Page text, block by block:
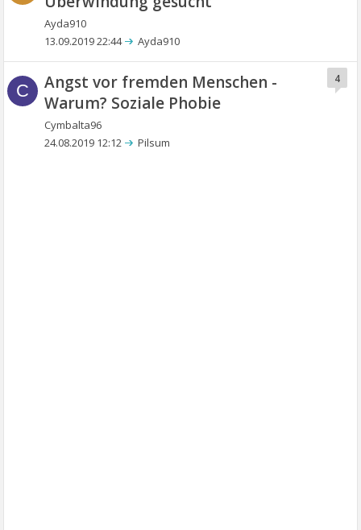
Ayda910
13.09.2019 22:44 Ayda910
C
Angst vor fremden Menschen -
Warum? Soziale Phobie
Cymbalta96
4
24.08.2019 12:12 Pilsum